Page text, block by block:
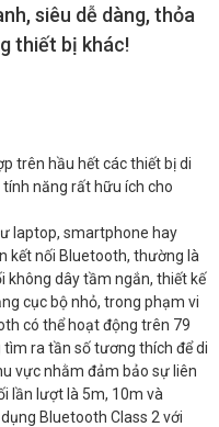
siêu dễ dàng, thỏa
thiết bị khác!
trên hầu hết các thiết bị di
năng rất hữu ích cho
laptop, smartphone hay
kết nối Bluetooth, thường là
không dây tầm ngắn, thiết kế
cục bộ nhỏ, trong phạm vi
có thể hoạt động trên 79
tìm ra tần số tương thích để di
vực nhằm đảm bảo sự liên
lần lượt là 5m, 10m và
Bluetooth Class 2 với